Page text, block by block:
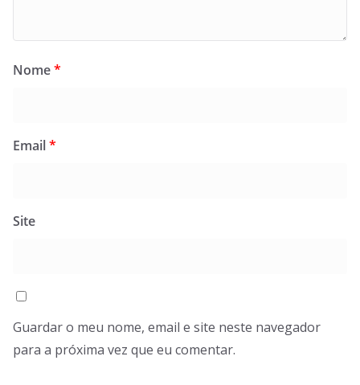
Nome*
Email*
Site
Guardar o meu nome, email e site neste navegador
para a próxima vez que eu comentar.